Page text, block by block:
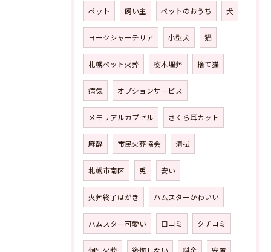
ペット 飼い主 ペットのおうち 犬
ヨークシャーテリア 小型犬 猫
札幌ペット火葬 樹木埋葬 捨て猫
病気 オプションサービス
メモリアルカプセル さくら耳カット
麻酔 市民火葬協会 清拭
札幌市南区 兎 安い
火葬終了はがき ハムスターかわいい
ハムスター可愛い 口コミ クチコミ